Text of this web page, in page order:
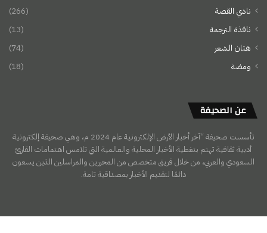
نادي القصة
(266)
نافذة الترجمة
(13)
هتان الشعر
(74)
ومضة
(18)
عن الصحيفة
تأسست صحيفة “آخر أخبار الأرض الإلكترونية عام 2024 م، وهي صحيفة إلكترونية
أدبية ثقافية تهتم بتغطية الأخبار المحلية والعالمية التي تلامس اهتمامات القارئ
السعودي والعربي، من خلال فريق متخصص من المحررين والمراسلين الذين يسعون
دائمًا لتقديم الأخبار بمصداقية تامة.